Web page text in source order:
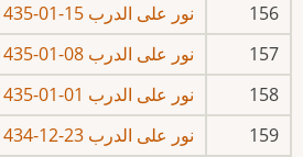
156
نور على الدرب 15-01-1435هـ
157
نور على الدرب 08-01-1435هـ
158
نور على الدرب 01-01-1435هـ
159
نور على الدرب 23-12-1434هـ